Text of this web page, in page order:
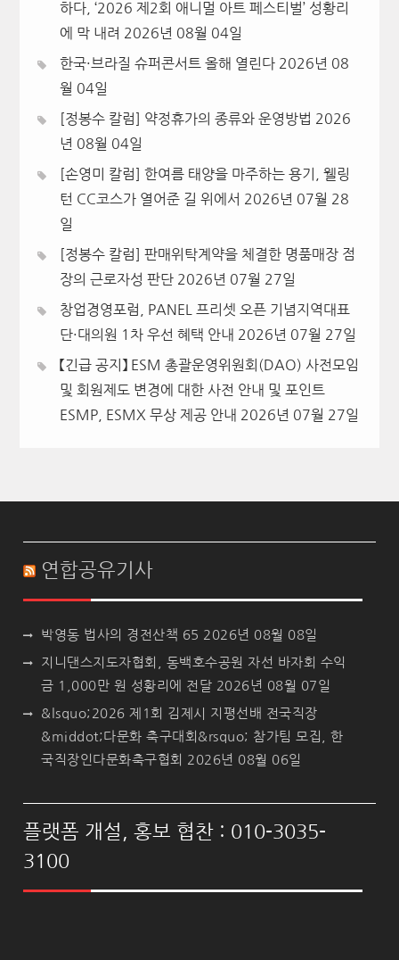
하다, ‘2026 제2회 애니멀 아트 페스티벌’ 성황리
에 막 내려 2026년 08월 04일
한국·브라질 슈퍼콘서트 올해 열린다 2026년 08
월 04일
[정봉수 칼럼] 약정휴가의 종류와 운영방법 2026
년 08월 04일
[손영미 칼럼] 한여름 태양을 마주하는 용기, 웰링
턴 CC코스가 열어준 길 위에서 2026년 07월 28
일
[정봉수 칼럼] 판매위탁계약을 체결한 명품매장 점
장의 근로자성 판단 2026년 07월 27일
창업경영포럼, PANEL 프리셋 오픈 기념지역대표
단·대의원 1차 우선 혜택 안내 2026년 07월 27일
【긴급 공지】 ESM 총괄운영위원회(DAO) 사전모임
및 회원제도 변경에 대한 사전 안내 및 포인트
ESMP, ESMX 무상 제공 안내 2026년 07월 27일
연합공유기사
박영동 법사의 경전산책 65 2026년 08월 08일
지니댄스지도자협회, 동백호수공원 자선 바자회 수익
금 1,000만 원 성황리에 전달 2026년 08월 07일
&lsquo;2026 제1회 김제시 지평선배 전국직장
&middot;다문화 축구대회&rsquo; 참가팀 모집, 한
국직장인다문화축구협회 2026년 08월 06일
플랫폼 개설, 홍보 협찬 : 010-3035-
3100